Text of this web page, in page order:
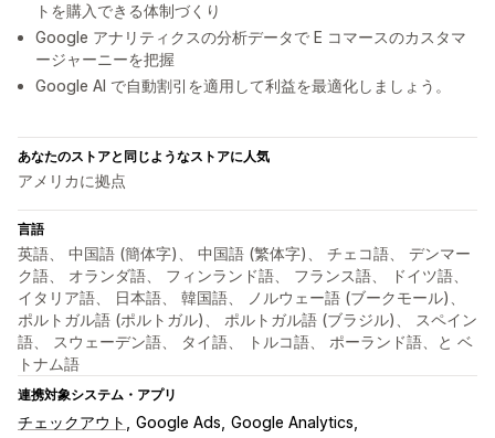
トを購入できる体制づくり
Google アナリティクスの分析データで E コマースのカスタマ
ージャーニーを把握
Google AI で自動割引を適用して利益を最適化しましょう。
あなたのストアと同じようなストアに人気
アメリカに拠点
言語
英語、 中国語 (簡体字)、 中国語 (繁体字)、 チェコ語、 デンマー
ク語、 オランダ語、 フィンランド語、 フランス語、 ドイツ語、
イタリア語、 日本語、 韓国語、 ノルウェー語 (ブークモール)、
ポルトガル語 (ポルトガル)、 ポルトガル語 (ブラジル)、 スペイン
語、 スウェーデン語、 タイ語、 トルコ語、 ポーランド語、と ベ
トナム語
連携対象システム・アプリ
チェックアウト Google Ads Google Analytics